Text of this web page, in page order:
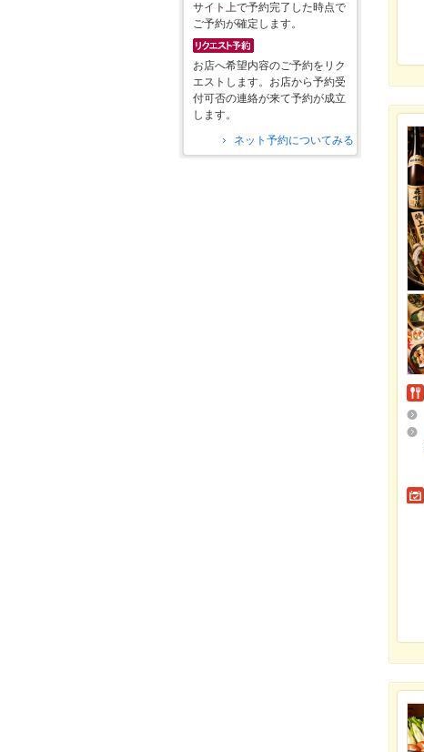
サイト上で予約完了した時点で
ご予約が確定します。
お店へ希望内容のご予約をリク
エストします。お店から予約受
付可否の連絡が来て予約が成立
します。
ネット予約についてみる